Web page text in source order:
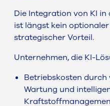
Die Integration von KI
ist längst kein
strategischer Vorteil.
Unternehmen, die KI-
Betriebskosten
Wartung und